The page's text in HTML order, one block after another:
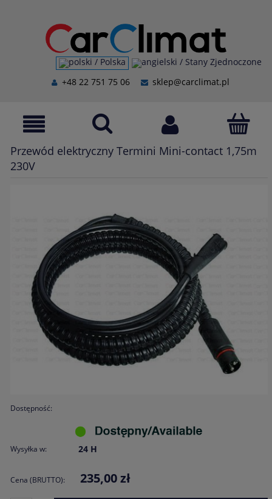
+48 22 751 75 06 sklep@carclimat.pl
Przewód elektryczny Termini Mini-contact 1,75m
230V
Dostępność:
Wysyłka w: 24 H
Cena (BRUTTO): 235,00 zł